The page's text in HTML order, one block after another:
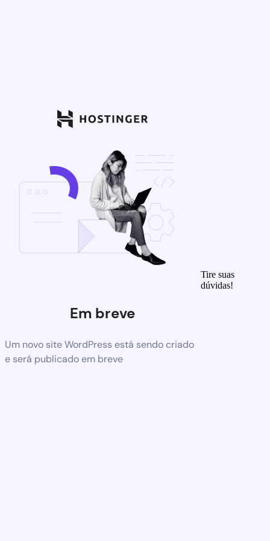
Em breve
Um novo site WordPress está sendo criado
e será publicado em breve
Tire suas
dúvidas!